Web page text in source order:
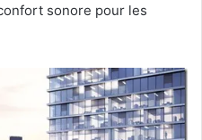
sonore pour les